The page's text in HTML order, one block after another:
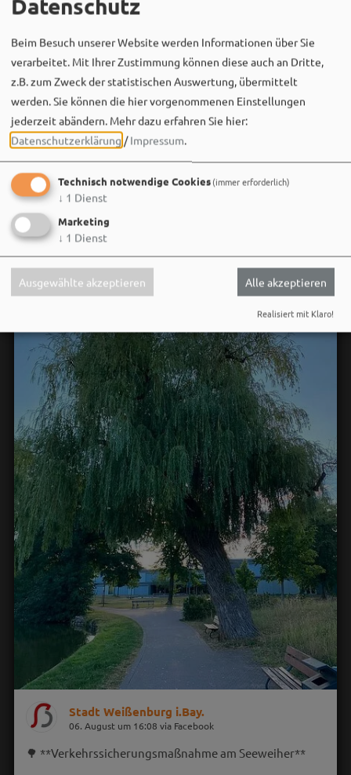
Bergwaldtheater
06. August um 18:08 via Facebook
Sei wie Luisa & Chiara!
Komm am 08.08. ins Bergwaldtheater und hol dir deinen
neuen Ohrwurm. 🎤✨
Gute Musik, beste Stimmung und ein Sommerabend,
der im Kopf bleibt. 🌿🎵
Wir sehen uns…
Stadt Weißenburg i.Bay.
06. August um 16:08 via Facebook
🌳 **Verkehrssicherungsmaßnahme am Seeweiher**
Beim Besuch unserer Website werden Informationen über Sie
verarbeitet. Mit Ihrer Zustimmung können diese auch an Dritte,
z.B. zum Zweck der statistischen Auswertung, übermittelt
werden. Sie können die hier vorgenommenen Einstellungen
jederzeit abändern. Mehr dazu erfahren Sie hier:
Datenschutzerklärung /Impressum.
Technisch notwendige Cookies(immer erforderlich)
↓ 1 Dienst
Marketing
↓ 1 Dienst
Ausgewählte akzeptieren Alle akzeptieren
Realisiert mit Klaro!